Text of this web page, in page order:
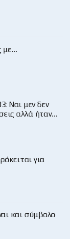
με…
Ναι μεν δεν
αλλά ήταν…
για
και σύμβολο